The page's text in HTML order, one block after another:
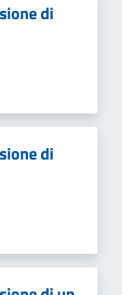
di
di